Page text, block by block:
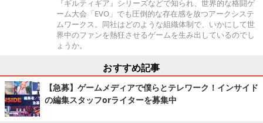
『ギルティギア』シリーズなどで知られ、世界的な格闘ゲ
ーム大会「EVO」でも圧倒的な存在感を放つアークシステ
ムワークス。同社はどのような組織体制で、いかにして世
界中のファンを熱狂させるゲームを生み出しているのでし
ょうか。
おすすめ記事
【急募】ゲームメディアで僕らとテレワーク！インサイド
の編集スタッフorライターを募集中